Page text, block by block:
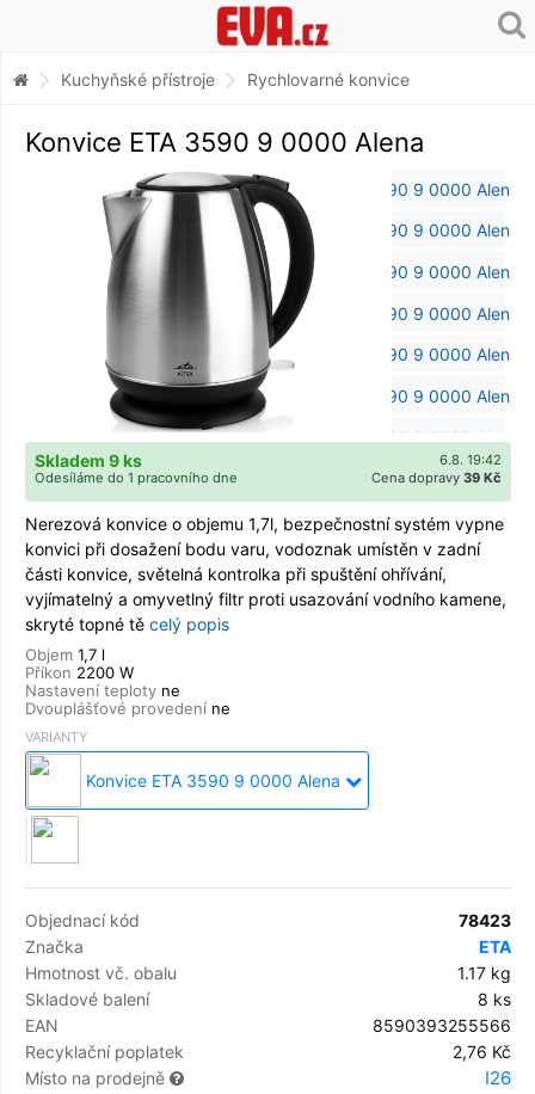
Kuchyňské přístroje Rychlovarné konvice
Konvice ETA 3590 9 0000 Alena
6.8. 19:42
Skladem 9 ks
Cena dopravy 39 Kč
Odesíláme do 1 pracovního dne
Nerezová konvice o objemu 1,7l, bezpečnostní systém vypne
konvici při dosažení bodu varu, vodoznak umístěn v zadní
části konvice, světelná kontrolka při spuštění ohřívání,
vyjímatelný a omyvetlný filtr proti usazování vodního kamene,
skryté topné tě celý popis
Objem 1,7 l
Příkon 2200 W
Nastavení teploty ne
Dvouplášťové provedení ne
VARIANTY
Konvice ETA 3590 9 0000 Alena
Objednací kód
78423
Značka
ETA
Hmotnost vč. obalu
1.17 kg
Skladové balení
8 ks
EAN
8590393255566
Recyklační poplatek
2,76 Kč
Místo na prodejně
I26